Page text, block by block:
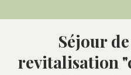
Séjour de
revitalisation